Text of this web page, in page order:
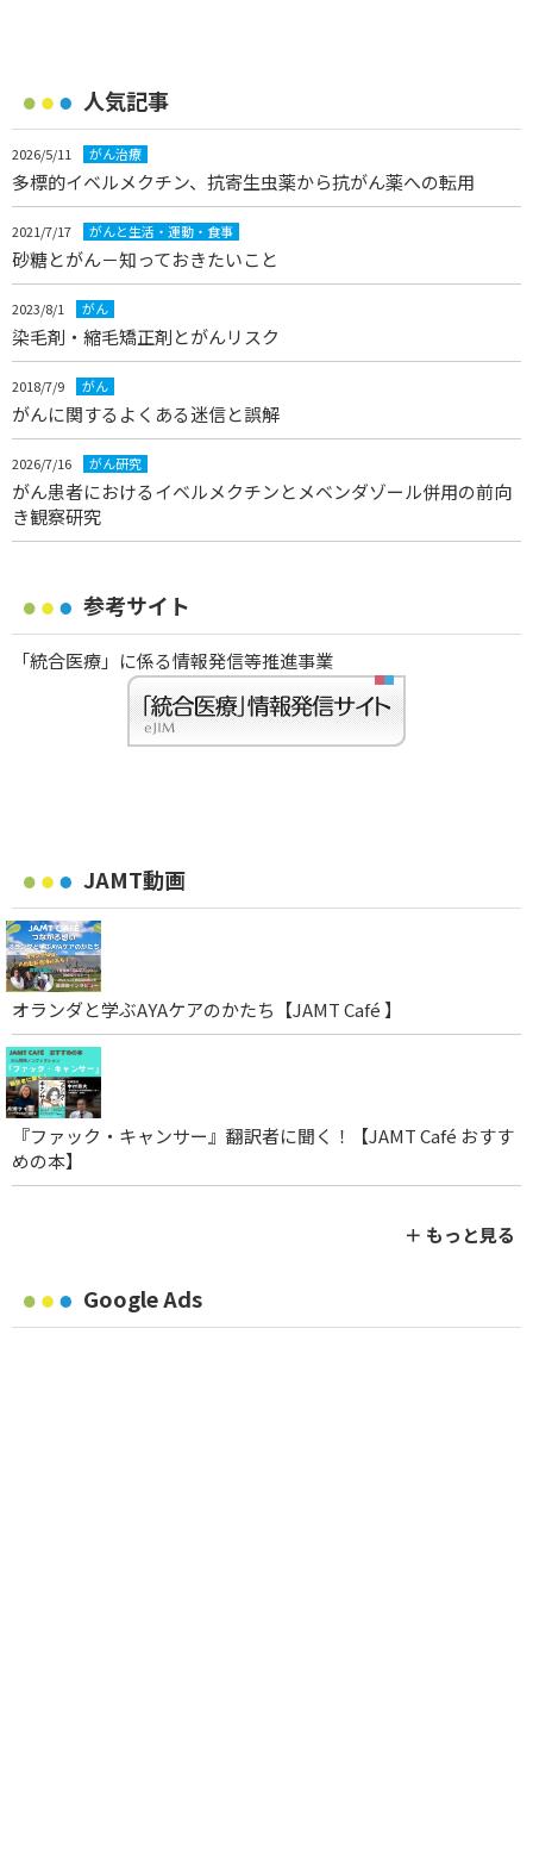
人気記事
2026/5/11 がん治療
多標的イベルメクチン、抗寄生虫薬から抗がん薬への転用
2021/7/17 がんと生活・運動・食事
砂糖とがん－知っておきたいこと
2023/8/1 がん
染毛剤・縮毛矯正剤とがんリスク
2018/7/9 がん
がんに関するよくある迷信と誤解
2026/7/16 がん研究
がん患者におけるイベルメクチンとメベンダゾール併用の前向
き観察研究
参考サイト
「統合医療」に係る情報発信等推進事業
JAMT動画
オランダと学ぶAYAケアのかたち【JAMT Café 】
『ファック・キャンサー』翻訳者に聞く！【JAMT Café おすす
めの本】
＋ もっと見る
Google Ads